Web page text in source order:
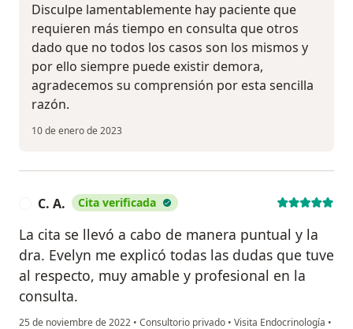
Disculpe lamentablemente hay paciente que
requieren más tiempo en consulta que otros
dado que no todos los casos son los mismos y
por ello siempre puede existir demora,
agradecemos su comprensión por esta sencilla
razón.
10 de enero de 2023
C. A. Cita verificada
La cita se llevó a cabo de manera puntual y la
dra. Evelyn me explicó todas las dudas que tuve
al respecto, muy amable y profesional en la
consulta.
25 de noviembre de 2022 • Consultorio privado • Visita Endocrinología •